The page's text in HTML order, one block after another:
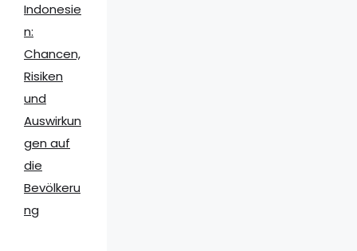
Indonesie
n:
Chancen,
Risiken
und
Auswirkun
gen auf
die
Bevölkeru
ng